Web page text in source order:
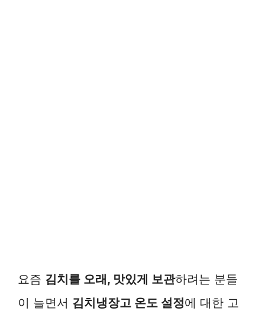
요즘 김치를 오래, 맛있게 보관하려는 분들
이 늘면서 김치냉장고 온도 설정에 대한 고